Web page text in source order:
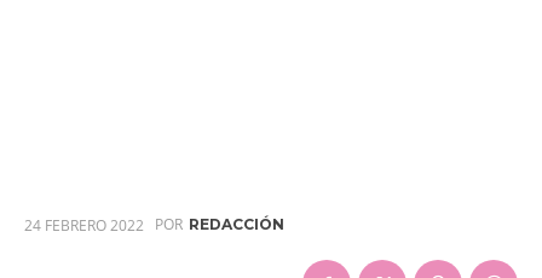
24 FEBRERO 2022 POR REDACCIÓN